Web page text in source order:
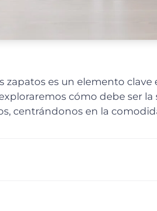
zapatos es un elemento
cómo debe ser la
centrándonos en la